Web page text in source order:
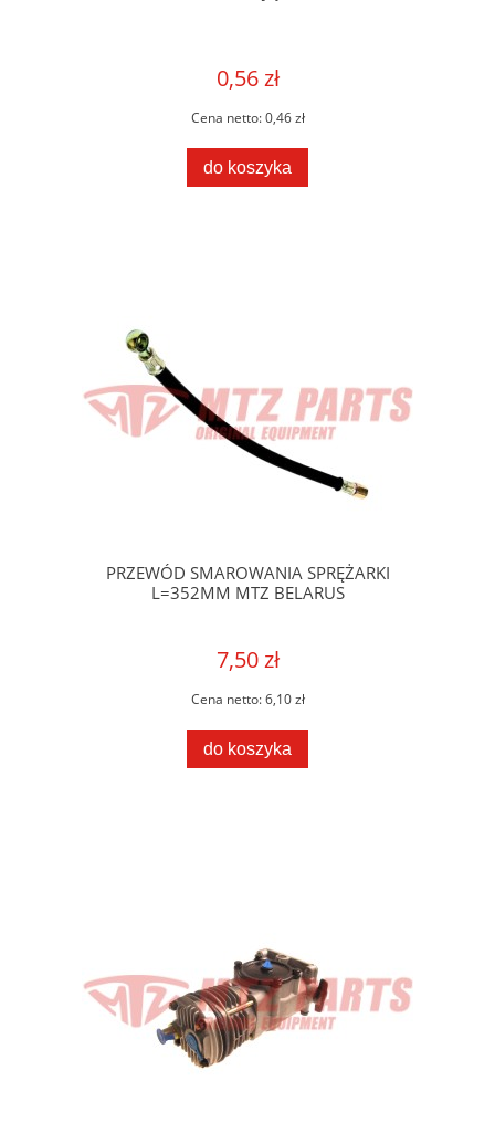
0,56 zł
Cena netto:0,46 zł
do koszyka
PRZEWÓD SMAROWANIA SPRĘŻARKI
L=352MM MTZ BELARUS
7,50 zł
Cena netto:6,10 zł
do koszyka